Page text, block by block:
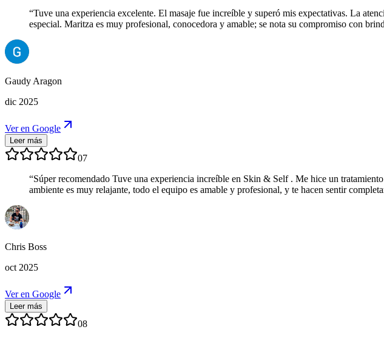
“Tuve una experiencia excelente. El masaje fue increíble y superó mis expectativas. La
especial. Maritza es muy profesional, conocedora y amable; se nota su compromiso con
Gaudy Aragon
dic 2025
Ver en Google
Leer más
07
“Súper recomendado Tuve una experiencia increíble en Skin & Self . Me hice un
ambiente es muy relajante, todo el equipo es amable y profesional, y te hacen sentir
Chris Boss
oct 2025
Ver en Google
Leer más
08